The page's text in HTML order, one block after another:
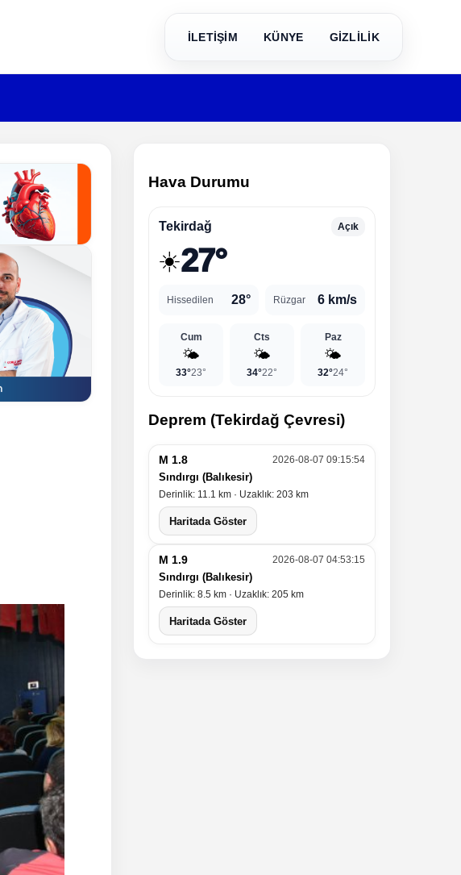
İLETİŞİM KÜNYE GİZLİLİK
Hava Durumu
Tekirdağ Açık
☀️27°
Hissedilen 28° Rüzgar 6 km/s
Cum
🌤️
33°23°
Cts
🌤️
34°22°
Paz
🌤️
32°24°
Deprem (Tekirdağ Çevresi)
M 1.8 2026-08-07 09:15:54
Sındırgı (Balıkesir)
Derinlik: 11.1 km · Uzaklık: 203 km
Haritada Göster
M 1.9 2026-08-07 04:53:15
Sındırgı (Balıkesir)
Derinlik: 8.5 km · Uzaklık: 205 km
Haritada Göster